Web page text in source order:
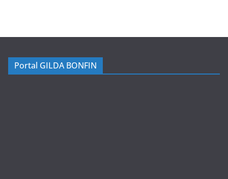
Portal GILDA BONFIN